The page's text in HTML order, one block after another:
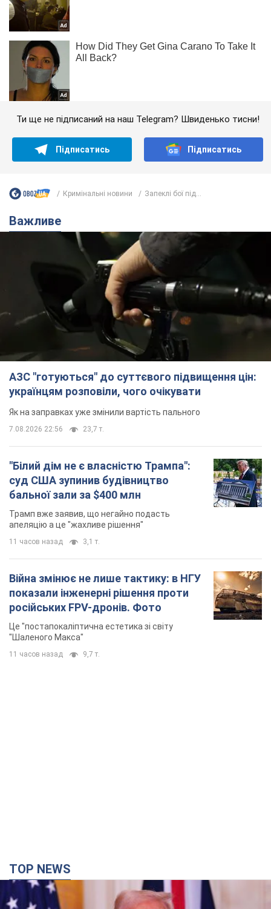
Ти ще не підписаний на наш Telegram? Швиденько тисни!
Підписатись Підписатись
Кримінальні новини Запеклі бої під...
Важливе
АЗС "готуються" до суттєвого підвищення цін:
українцям розповіли, чого очікувати
Як на заправках уже змінили вартість пального
7.08.2026 22:56 23,7 т.
"Білий дім не є власністю Трампа":
суд США зупинив будівництво
бальної зали за $400 млн
Трамп вже заявив, що негайно подасть
апеляцію а це "жахливе рішення"
11 часов назад 3,1 т.
Війна змінює не лише тактику: в НГУ
показали інженерні рішення проти
російських FPV-дронів. Фото
Це "постапокаліптична естетика зі світу
"Шаленого Макса"
11 часов назад 9,7 т.
TOP NEWS